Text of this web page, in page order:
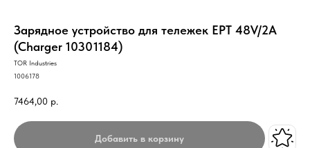
Зарядное устройство для тележек EPT 48V/2A
(Charger 10301184)
TOR Industries
1006178
7464,00 р.
Добавить в корзину